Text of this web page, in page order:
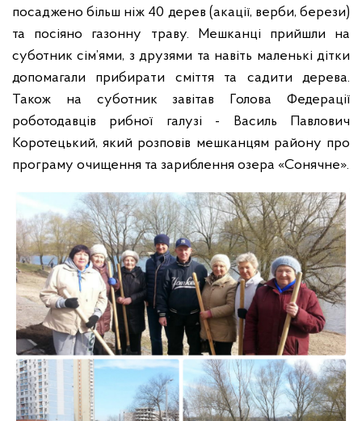
посаджено більш ніж 40 дерев (акації, верби, берези)
та посіяно газонну траву. Мешканці прийшли на
суботник сім’ями, з друзями та навіть маленькі дітки
допомагали прибирати сміття та садити дерева.
Також на суботник завітав Голова Федерації
роботодавців рибної галузі - Василь Павлович
Коротецький, який розповів мешканцям району про
програму очищення та зариблення озера «Сонячне».